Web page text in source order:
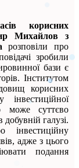
корисних
Михайлов
з
розповіли про
зробили
бази є
Інститутом
корисних
може суттєво
галузі.
адже з цього
подання